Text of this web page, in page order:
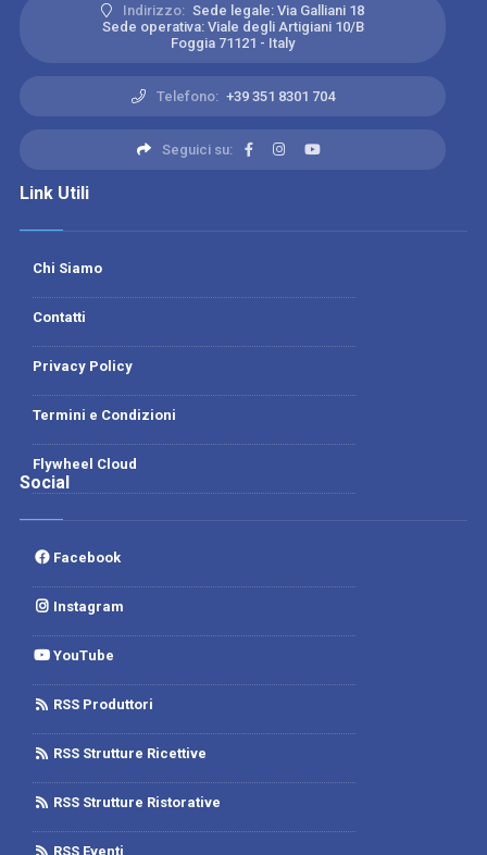
Indirizzo: Sede legale: Via Galliani 18
Sede operativa: Viale degli Artigiani 10/B
Foggia 71121 - Italy
Telefono: +39 351 8301 704
Seguici su:
Link Utili
Chi Siamo
Contatti
Privacy Policy
Termini e Condizioni
Flywheel Cloud
Social
Facebook
Instagram
YouTube
RSS Produttori
RSS Strutture Ricettive
RSS Strutture Ristorative
RSS Eventi